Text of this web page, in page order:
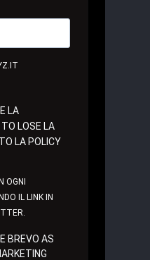
LA
LOSE LA
LA POLICY
OGNI
IL LINK IN
BREVO AS